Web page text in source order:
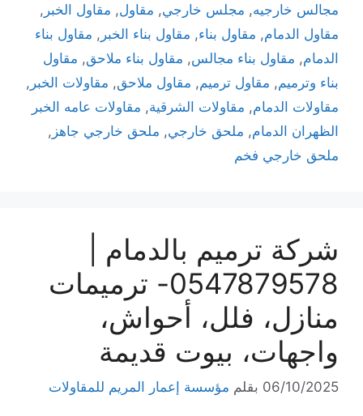
مجالس خارجيه, مجلس خارجي, مقاول, مقاول الخبر ,
مقاول الدمام, مقاول بناء, مقاول بناء الخبر , مقاول بناء
الدمام, مقاول بناء مجالس, مقاول بناء ملاحق, مقاول
بناء وترميم, مقاول ترميم, مقاول ملاحق, مقاولات الخبر ,
مقاولات الدمام, مقاولات الشرقية, مقاولات عامه الخبر
الظهران الدمام, ملحق خارجي, ملحق خارجي جاهز ,
ملحق خارجي فخم
شركة ترميم بالدمام |
0547879578- ترميمات
منازل، فلل، أحواش،
واجهات، بيوت قديمة
06/10/2025 بقلم مؤسسة إعمار المريم للمقاولات